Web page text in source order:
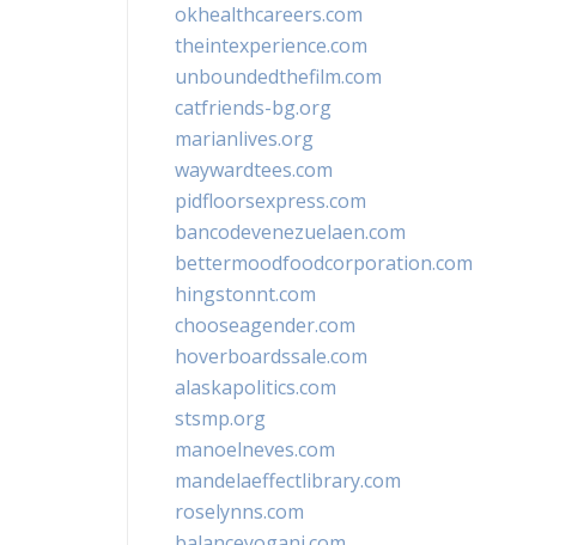
okhealthcareers.com
theintexperience.com
unboundedthefilm.com
catfriends-bg.org
marianlives.org
waywardtees.com
pidfloorsexpress.com
bancodevenezuelaen.com
bettermoodfoodcorporation.com
hingstonnt.com
chooseagender.com
hoverboardssale.com
alaskapolitics.com
stsmp.org
manoelneves.com
mandelaeffectlibrary.com
roselynns.com